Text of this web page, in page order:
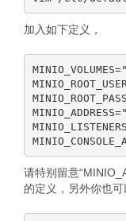
加入如下定义，
请特别留意
的定义，另外你也